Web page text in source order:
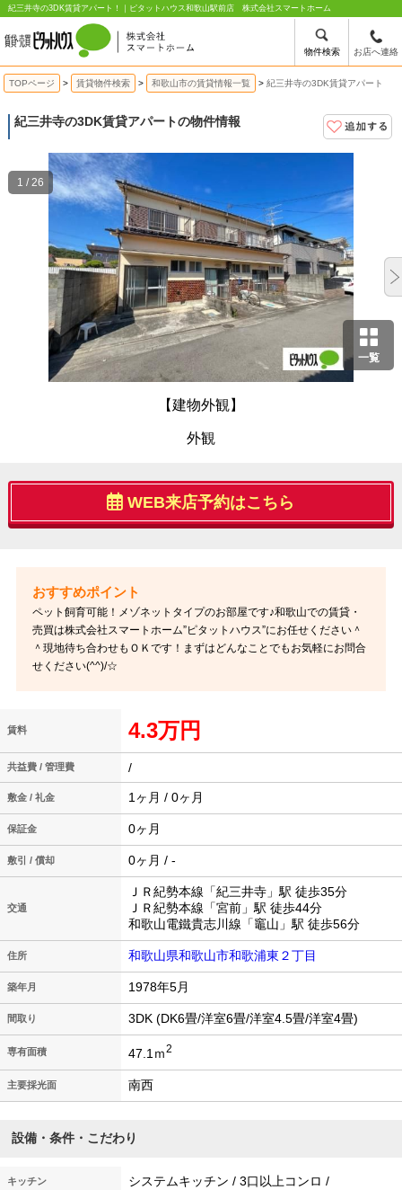
物件検索 お店へ連絡
紀三井寺の3DK賃貸アパート！｜ピタットハウス和歌山駅前店 株式会社スマートホーム
TOPページ 賃貸物件検索 和歌山市の賃貸情報一覧 紀三井寺の3DK賃貸アパート
紀三井寺の3DK賃貸アパートの物件情報
一覧
【建物外観】
外観
1 / 26
WEB来店予約はこちら
ペット飼育可能！メゾネットタイプのお部屋です♪和歌山での賃貸・
売買は株式会社スマートホーム”ピタットハウス”にお任せください＾
＾現地待ち合わせもＯＫです！まずはどんなことでもお気軽にお問合
せください(^^)/☆
賃料 4.3万円
共益費 / 管理費 /
敷金 / 礼金 1ヶ月 / 0ヶ月
保証金 0ヶ月
敷引 / 償却 0ヶ月 / -
交通
ＪＲ紀勢本線「紀三井寺」駅 徒歩35分
ＪＲ紀勢本線「宮前」駅 徒歩44分
和歌山電鐵貴志川線「竈山」駅 徒歩56分
住所 和歌山県和歌山市和歌浦東２丁目
築年月 1978年5月
間取り 3DK (DK6畳/洋室6畳/洋室4.5畳/洋室4畳)
専有面積 47.1ｍ2
主要採光面 南西
設備・条件・こだわり
キッチン システムキッチン / 3口以上コンロ /